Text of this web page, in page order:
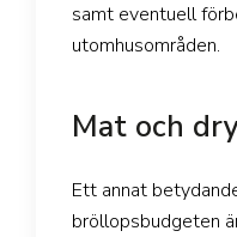
samt eventuell
utomhusområden.
Mat och
Ett annat
bröllopsbudgeten